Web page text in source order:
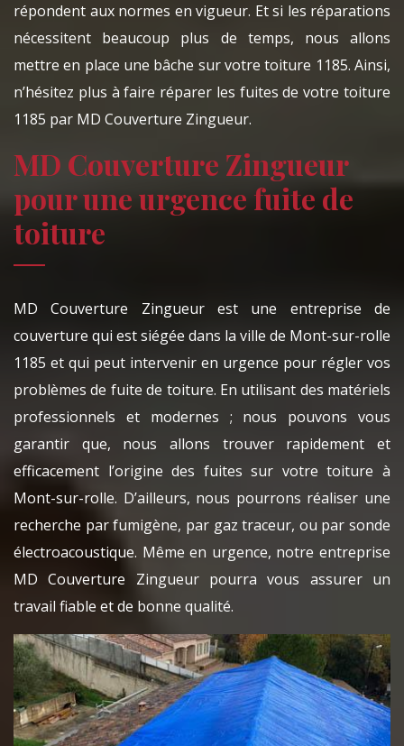
répondent aux normes en vigueur. Et si les réparations
nécessitent beaucoup plus de temps, nous allons
mettre en place une bâche sur votre toiture 1185. Ainsi,
n’hésitez plus à faire réparer les fuites de votre toiture
1185 par MD Couverture Zingueur.
MD Couverture Zingueur
pour une urgence fuite de
toiture
MD Couverture Zingueur est une entreprise de
couverture qui est siégée dans la ville de Mont-sur-rolle
1185 et qui peut intervenir en urgence pour régler vos
problèmes de fuite de toiture. En utilisant des matériels
professionnels et modernes ; nous pouvons vous
garantir que, nous allons trouver rapidement et
efficacement l’origine des fuites sur votre toiture à
Mont-sur-rolle. D’ailleurs, nous pourrons réaliser une
recherche par fumigène, par gaz traceur, ou par sonde
électroacoustique. Même en urgence, notre entreprise
MD Couverture Zingueur pourra vous assurer un
travail fiable et de bonne qualité.